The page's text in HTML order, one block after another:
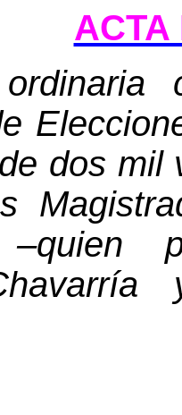
ACTA
dos mil
–quien